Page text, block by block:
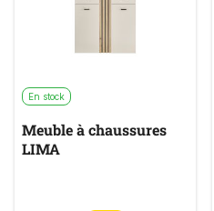
En stock
Meuble à chaussures
LIMA